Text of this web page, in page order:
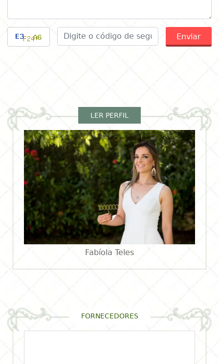
Enviar
LER PERFIL
Fabíola Teles
FORNECEDORES